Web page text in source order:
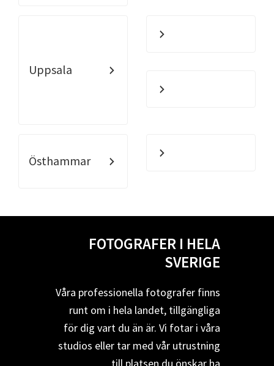
Uppsala
Östhammar
FOTOGRAFER I HELA
SVERIGE
Våra professionella fotografer finns
runt om i hela landet, tillgängliga
för dig vart du än är. Vi fotar i våra
studios eller tar med vår utrustning
till platsen du önskar ha